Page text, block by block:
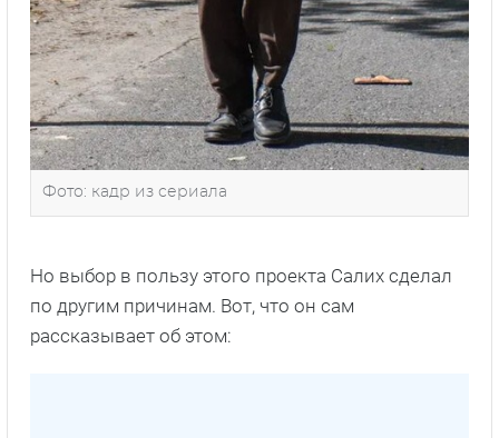
Фото: кадр из сериала
Но выбор в пользу этого проекта Салих сделал
по другим причинам. Вот, что он сам
рассказывает об этом: